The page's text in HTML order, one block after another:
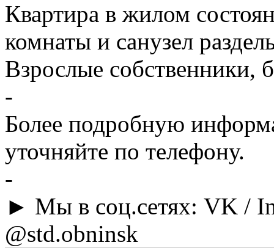
Квартира в жилом
комнаты и санузел
Взрослые собственники,
-
Более подробную
уточняйте по телефону.
-
► Мы в соц.сетях: VK /
@std.obninsk